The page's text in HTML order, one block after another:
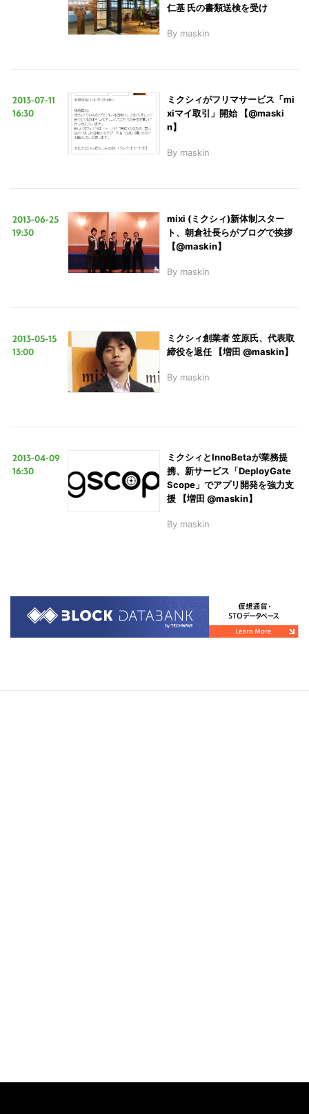
仁基 氏の書類送検を受け
By maskin
2013-07-11
16:30
ミクシィがフリマサービス「mi
xiマイ取引」開始 【@maski
n】
By maskin
2013-06-25
19:30
mixi (ミクシィ)新体制スター
ト、朝倉社長らがブログで挨拶
【@maskin】
By maskin
2013-05-15
13:00
ミクシィ創業者 笠原氏、代表取
締役を退任 【増田 @maskin】
By maskin
2013-04-09
16:30
ミクシィとInnoBetaが業務提
携、新サービス「DeployGate
Scope」でアプリ開発を強力支
援 【増田 @maskin】
By maskin